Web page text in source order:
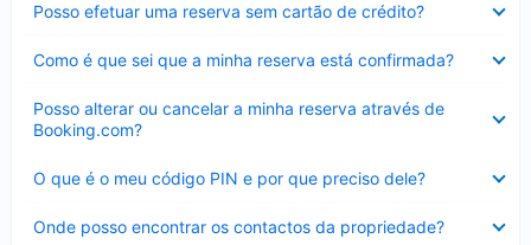
Posso efetuar uma reserva sem cartão de crédito?
fechado
Como é que sei que a minha reserva está confirmada?
fechado
Posso alterar ou cancelar a minha reserva através de
Booking.com?
fechado
O que é o meu código PIN e por que preciso dele?
fechado
Onde posso encontrar os contactos da propriedade?
fechado